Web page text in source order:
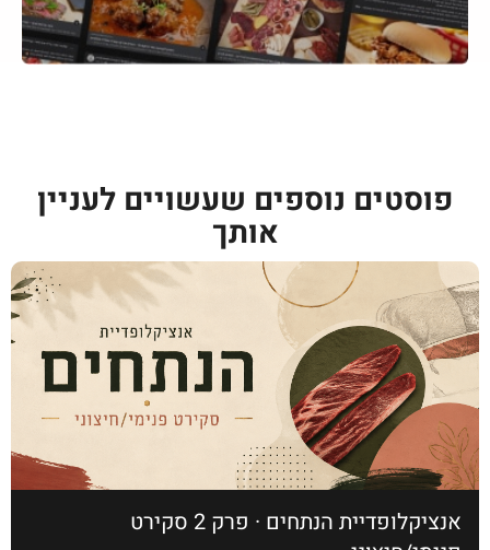
פוסטים נוספים שעשויים לעניין
אותך
אנציקלופדיית הנתחים · פרק 2 סקירט